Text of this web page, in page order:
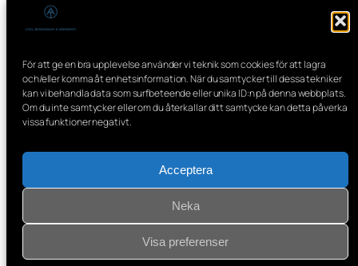
För att ge en bra upplevelse använder vi teknik som cookies för att lagra
och/eller komma åt enhetsinformation. När du samtycker till dessa tekniker
kan vi behandla data som surfbeteende eller unika ID:n på denna webbplats.
Om du inte samtycker eller om du återkallar ditt samtycke kan detta påverka
vissa funktioner negativt.
Acceptera
Neka
Visa preferenser